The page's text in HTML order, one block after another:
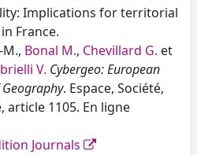
Implications for territorial
France.
M., Bonal M., Chevillard G. et
V. Cybergeo: European
. Espace, Société,
article 1105. En ligne
Journals